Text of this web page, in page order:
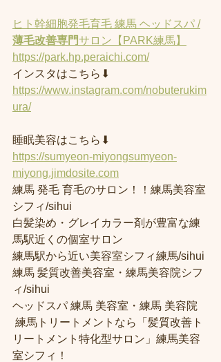
ヒト幹細胞発毛育毛 練馬 ヘッドスパ /
薄毛改善専門サロン【PARK練馬】
https://park.hp.peraichi.com/
インスタはこちら⬇︎
https://www.instagram.com/nobuterukim
ura/
睡眠美容はこちら⬇︎
https://sumyeon-miyongsumyeon-
miyong.jimdosite.com
練馬 発毛 育毛のサロン！！練馬美容室
シフィ/sihui
白髪染め・グレイカラー剤が豊富な練
馬駅近くの個室サロン
練馬駅から近い美容室シフィ練馬/sihui
練馬 髪質改善美容室・練馬美容院シフ
ィ/sihui
ヘッドスパ 練馬 美容室・練馬 美容院
練馬トリートメントなら「髪質改善ト
リートメント特化型サロン」練馬美容
室シフィ！